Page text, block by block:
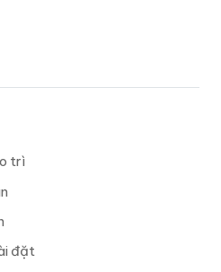
trì
đặt